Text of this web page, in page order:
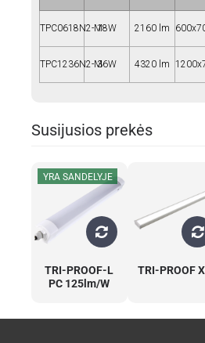
TPC0618N2-M18W 2160 lm
TPC1236N2-M36W 4320 lm
Susijusios prekės
YRA SANDELYJE
TRI-PROOF-L
PC 125lm/W
TRI-PROOF